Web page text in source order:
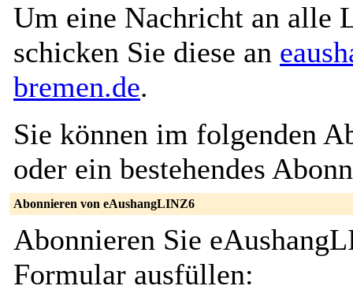
Um eine Nachricht an alle
schicken Sie diese an
bremen.de.
Sie können im folgenden
oder ein bestehendes
Abonnieren von eAushangLINZ6
Abonnieren Sie
Formular ausfüllen: